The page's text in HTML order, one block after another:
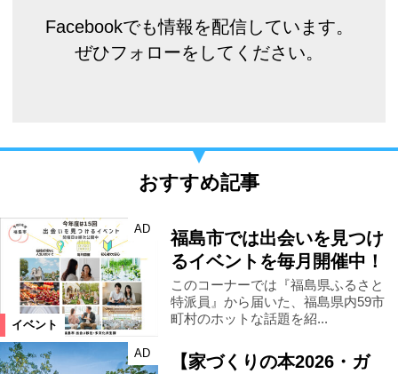
Facebookでも情報を配信しています。
ぜひフォローをしてください。
おすすめ記事
イベント
AD
福島市では出会いを見つけ
るイベントを毎月開催中！
このコーナーでは『福島県ふるさと
特派員』から届いた、福島県内59市
町村のホットな話題を紹...
AD
【家づくりの本2026・ガ